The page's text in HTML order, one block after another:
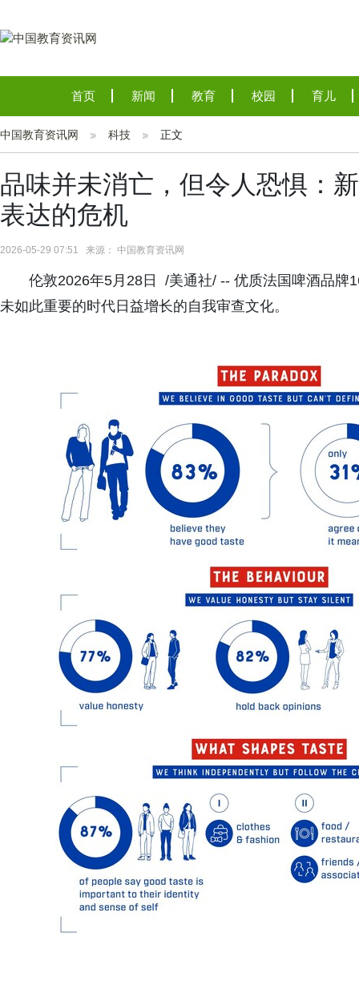
首页 新闻 教育 校园 育儿
中国教育资讯网 科技 正文
品味并未消亡，但令人恐惧：
表达的危机
2026-05-29 07:51 来源： 中国教育资讯网
伦敦2026年5月28日 /美通社/ -- 优质法国啤酒品牌
未如此重要的时代日益增长的自我审查文化。